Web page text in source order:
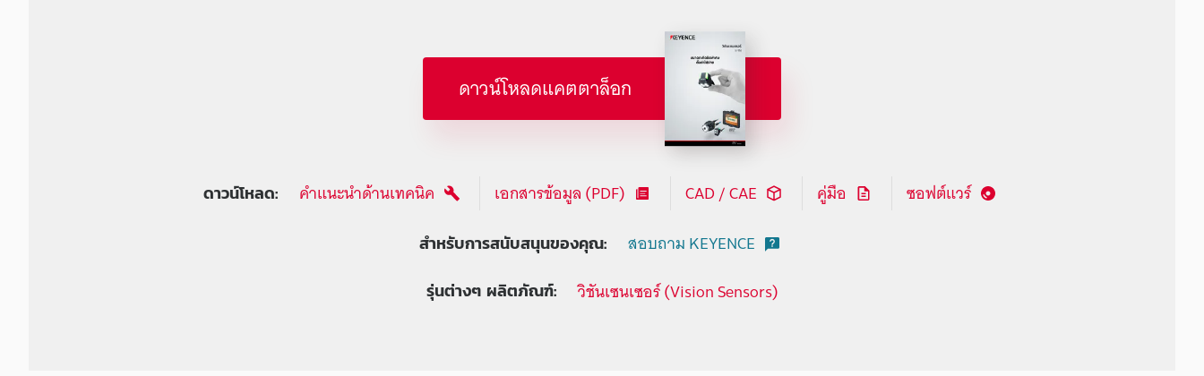
ดาวน์โหลดแคตตาล็อก
ดาวน์โหลด: คำแนะนำด้านเทคนิค เอกสารข้อมูล (PDF) CAD / CAE คู่มือ ซอฟต์แวร์
สำหรับการสนับสนุนของคุณ: สอบถาม KEYENCE
รุ่นต่างๆ ผลิตภัณฑ์: วิชันเซนเซอร์ (Vision Sensors)